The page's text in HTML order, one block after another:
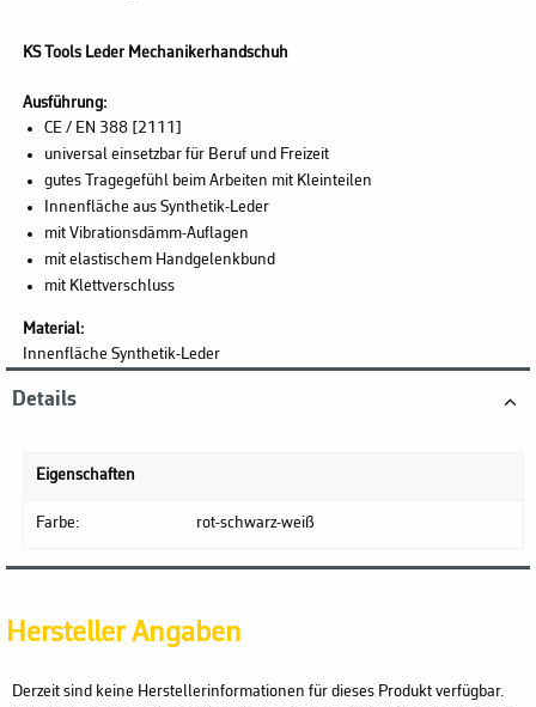
KS Tools Leder Mechanikerhandschuh
Ausführung:
CE / EN 388 [2111]
universal einsetzbar für Beruf und Freizeit
gutes Tragegefühl beim Arbeiten mit Kleinteilen
Innenfläche aus Synthetik-Leder
mit Vibrationsdämm-Auflagen
mit elastischem Handgelenkbund
mit Klettverschluss
Material:
Innenfläche Synthetik-Leder
Details
Eigenschaften
Farbe: rot-schwarz-weiß
Hersteller Angaben
Derzeit sind keine Herstellerinformationen für dieses Produkt verfügbar.